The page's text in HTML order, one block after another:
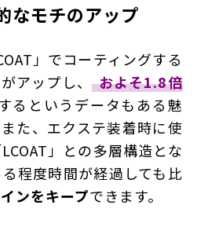
なモチのアップ
」でコーティングする
アップし、
およそ1.8倍
るというデータもある魅
た、エクステ装着時に使
」との多層構造とな
程度時間が経過しても比
ンをキープできます。